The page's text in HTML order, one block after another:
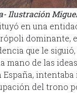
Ilustración
en una
dominante,
que le
mano de las
España,
del trono